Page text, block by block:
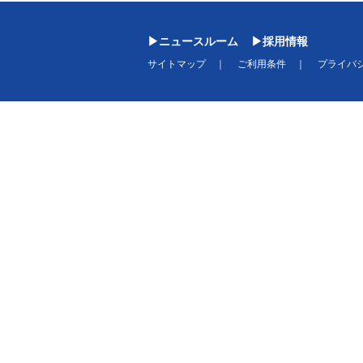
ニュースルーム 採用情報
サイトマップ ご利用条件 プライバ